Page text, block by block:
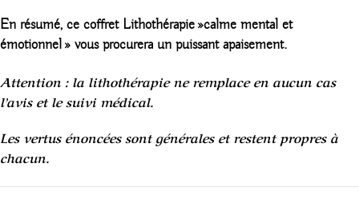
En résumé, ce coffret Lithothérapie »calme mental et
émotionnel » vous procurera un puissant apaisement.
Attention : la lithothérapie ne remplace en aucun cas
l’avis et le suivi médical.
Les vertus énoncées sont générales et restent propres à
chacun.